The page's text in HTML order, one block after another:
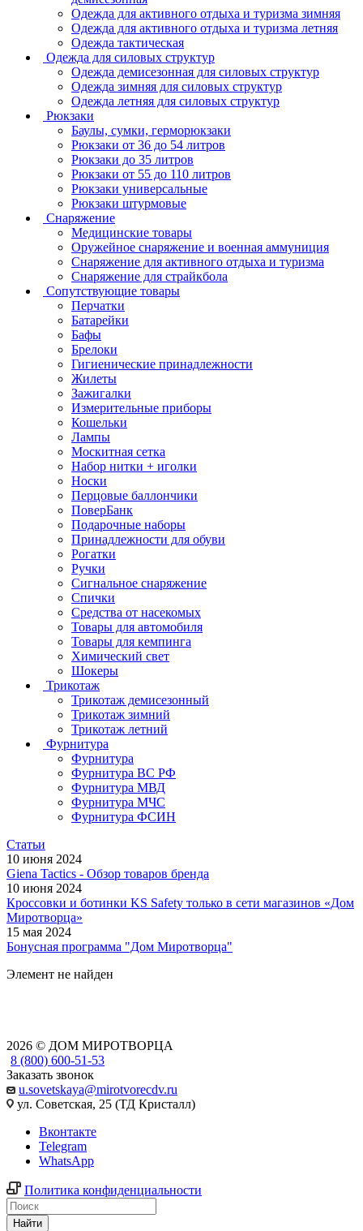
Одежда для активного отдыха и туризма зимняя
Одежда для активного отдыха и туризма летняя
Одежда тактическая
Одежда для силовых структур
Одежда демисезонная для силовых структур
Одежда зимняя для силовых структур
Одежда летняя для силовых структур
Рюкзаки
Баулы, сумки, герморюкзаки
Рюкзаки от 36 до 54 литров
Рюкзаки до 35 литров
Рюкзаки от 55 до 110 литров
Рюкзаки универсальные
Рюкзаки штурмовые
Снаряжение
Медицинские товары
Оружейное снаряжение и военная аммуниция
Снаряжение для активного отдыха и туризма
Снаряжение для страйкбола
Сопутствующие товары
Перчатки
Батарейки
Бафы
Брелоки
Гигиенические принадлежности
Жилеты
Зажигалки
Измерительные приборы
Кошельки
Лампы
Москитная сетка
Набор нитки + иголки
Носки
Перцовые баллончики
ПоверБанк
Подарочные наборы
Принадлежности для обуви
Рогатки
Ручки
Сигнальное снаряжение
Спички
Средства от насекомых
Товары для автомобиля
Товары для кемпинга
Химический свет
Шокеры
Трикотаж
Трикотаж демисезонный
Трикотаж зимний
Трикотаж летний
Фурнитура
Фурнитура
Фурнитура ВС РФ
Фурнитура МВД
Фурнитура МЧС
Фурнитура ФСИН
Статьи
10 июня 2024
Giena Tactics - Обзор товаров бренда
10 июня 2024
Кроссовки и ботинки KS Safety только в сети магазинов «Дом
Миротворца»
15 мая 2024
Бонусная программа "Дом Миротворца"
Элемент не найден
2026 © ДОМ МИРОТВОРЦА
8 (800) 600-51-53
Заказать звонок
u.sovetskaya@mirotvorecdv.ru
ул. Советская, 25 (ТД Кристалл)
Вконтакте
Telegram
WhatsApp
Политика конфиденциальности
Найти